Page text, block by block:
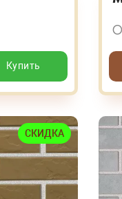
Купить
СКИДКА